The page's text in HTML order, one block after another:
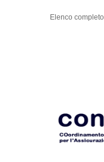
Elenco completo